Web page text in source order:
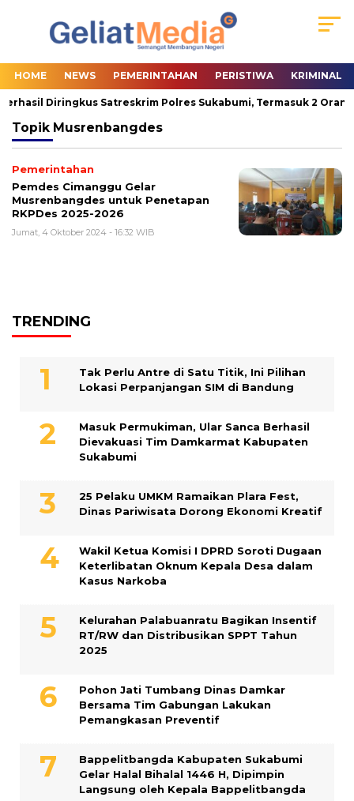
HOME NEWS PEMERINTAHAN PERISTIWA KRIMINAL
Diringkus Satreskrim Polres Sukabumi, Termasuk 2 Orang
Topik Musrenbangdes
Pemerintahan
Pemdes Cimanggu Gelar
Musrenbangdes untuk Penetapan
RKPDes 2025-2026
Jumat, 4 Oktober 2024 - 16:32 WIB
TRENDING
Tak Perlu Antre di Satu Titik, Ini Pilihan
Lokasi Perpanjangan SIM di Bandung
Masuk Permukiman, Ular Sanca Berhasil
Dievakuasi Tim Damkarmat Kabupaten
Sukabumi
25 Pelaku UMKM Ramaikan Plara Fest,
Dinas Pariwisata Dorong Ekonomi Kreatif
Wakil Ketua Komisi I DPRD Soroti Dugaan
Keterlibatan Oknum Kepala Desa dalam
Kasus Narkoba
Kelurahan Palabuanratu Bagikan Insentif
RT/RW dan Distribusikan SPPT Tahun
2025
Pohon Jati Tumbang Dinas Damkar
Bersama Tim Gabungan Lakukan
Pemangkasan Preventif
Bappelitbangda Kabupaten Sukabumi
Gelar Halal Bihalal 1446 H, Dipimpin
Langsung oleh Kepala Bappelitbangda